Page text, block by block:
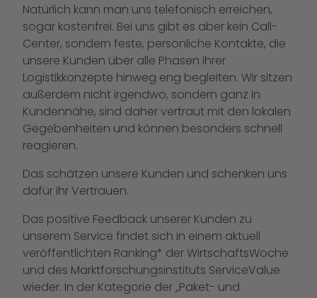
Natürlich kann man uns telefonisch erreichen,
sogar kostenfrei. Bei uns gibt es aber kein Call-
Center, sondern feste, persönliche Kontakte, die
unsere Kunden über alle Phasen ihrer
Logistikkonzepte hinweg eng begleiten. Wir sitzen
außerdem nicht irgendwo, sondern ganz in
Kundennähe, sind daher vertraut mit den lokalen
Gegebenheiten und können besonders schnell
reagieren.
Das schätzen unsere Kunden und schenken uns
dafür ihr Vertrauen.
Das positive Feedback unserer Kunden zu
unserem Service findet sich in einem aktuell
veröffentlichten Ranking* der WirtschaftsWoche
und des Marktforschungsinstituts ServiceValue
wieder. In der Kategorie der „Paket- und